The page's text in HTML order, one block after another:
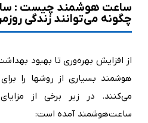
ساعت هوشمند چیست :
چگونه می‌توانند زندگی
از افزایش بهره‌وری تا بهبود
هوشمند بسیاری از روشها را
می‌کنند. در زیر برخی از
ساعت‌هوشمند آمده است: